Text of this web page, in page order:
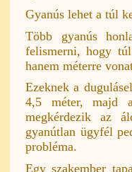
Gyanús lehet a túl
Több gyanús
felismerni, hogy
hanem méterre
Ezeknek a
4,5 méter, majd
megkérdezik az
gyanútlan ügyfél
probléma.
Egy szakember